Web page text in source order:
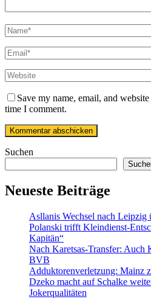
Save my name, email, and
time I comment.
Suchen
Neueste Beiträge
Asllanis Wechsel nach Leipzig
Polanski trifft Kleindienst-
Kapitän“
Nach Karetsas-Transfer: Auch
BVB
Adduktorenverletzung: Mainz
Dzeko macht auf Schalke
Jokerqualitäten